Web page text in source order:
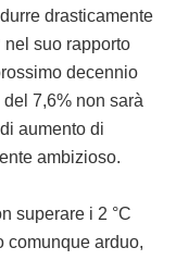
drasticamente
nel suo rapporto
decennio
7,6% non sarà
aumento di
ambizioso.
superare i 2 °C
comunque arduo,